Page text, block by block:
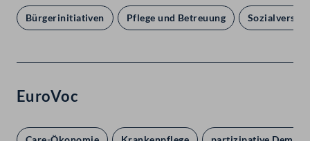
Bürgerinitiativen Pflege und Betreuung
EuroVoc